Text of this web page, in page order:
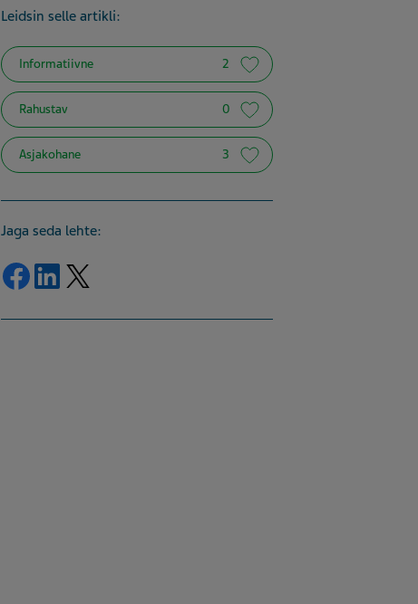
Leidsin selle artikli:
Informatiivne 2
Rahustav 0
Asjakohane 3
Jaga seda lehte:
Share on Facebook
Share on LinkedIn